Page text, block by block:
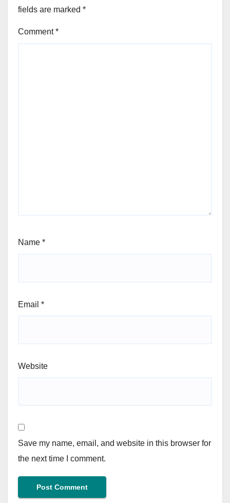
fields are marked *
Comment*
Name *
Email *
Website
Save my name, email, and website in this browser for
the next time I comment.